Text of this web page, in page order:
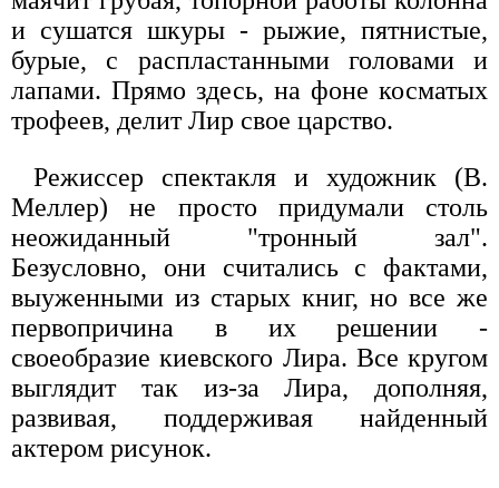
и сушатся шкуры - рыжие, пятнистые,
бурые, с распластанными головами и
лапами. Прямо здесь, на фоне косматых
трофеев, делит Лир свое царство.
Режиссер спектакля и художник (В.
Меллер) не просто придумали столь
неожиданный "тронный зал".
Безусловно, они считались с фактами,
выуженными из старых книг, но все же
первопричина в их решении -
своеобразие киевского Лира. Все кругом
выглядит так из-за Лира, дополняя,
развивая, поддерживая найденный
актером рисунок.